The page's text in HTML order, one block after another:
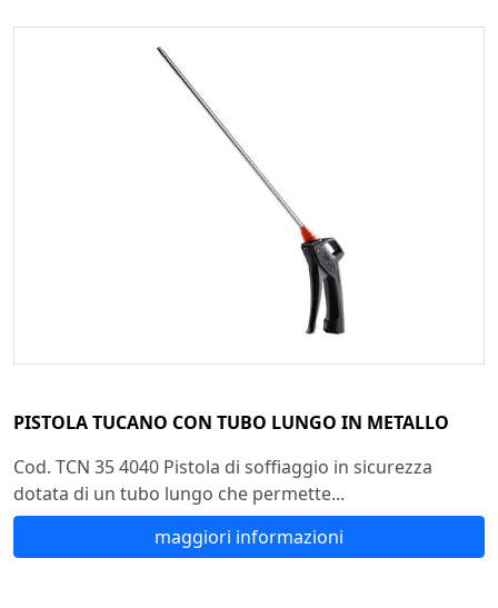
PISTOLA TUCANO CON TUBO LUNGO IN METALLO
Cod. TCN 35 4040 Pistola di soffiaggio in sicurezza
dotata di un tubo lungo che permette...
maggiori informazioni